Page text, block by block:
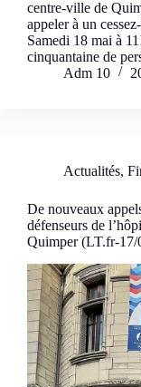
centre-ville de
appeler à un
Samedi 18 mai à
cinquantaine de
Adm 10
Actualités,
De nouveaux
défenseurs de
Quimper (LT.fr-17/